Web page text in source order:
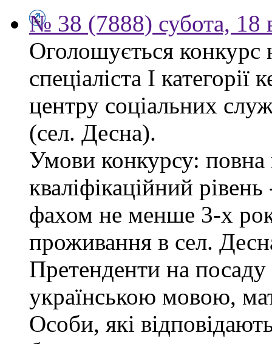
№ 38 (7888) субота, 18
Оголошується конкурс
спеціаліста І категорії
центру соціальних
(сел. Десна).
Умови конкурсу: повна
кваліфікаційний
фахом не менше 3-х
проживання в сел.
Претенденти на посаду
українською мовою,
Особи, які